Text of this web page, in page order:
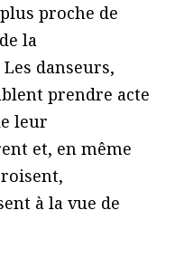
proche de
la
danseurs,
prendre acte
leur
et, en même
à la vue de